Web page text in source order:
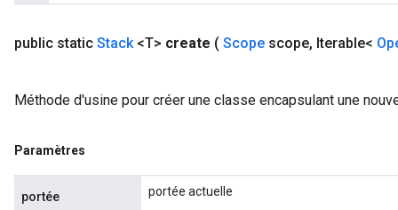
public static Stack<T> create ( Scope scope, Iterable<
Méthode d'usine pour créer une classe encapsulant une
Paramètres
portée portée actuelle